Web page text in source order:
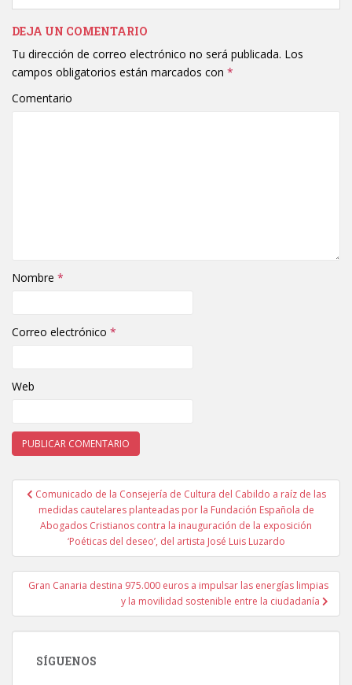
DEJA UN COMENTARIO
Tu dirección de correo electrónico no será publicada. Los
campos obligatorios están marcados con *
Comentario
Nombre *
Correo electrónico *
Web
Navegación de entradas
Comunicado de la Consejería de Cultura del Cabildo a raíz de las
medidas cautelares planteadas por la Fundación Española de
Abogados Cristianos contra la inauguración de la exposición
‘Poéticas del deseo’, del artista José Luis Luzardo
Gran Canaria destina 975.000 euros a impulsar las energías limpias
y la movilidad sostenible entre la ciudadanía
SÍGUENOS